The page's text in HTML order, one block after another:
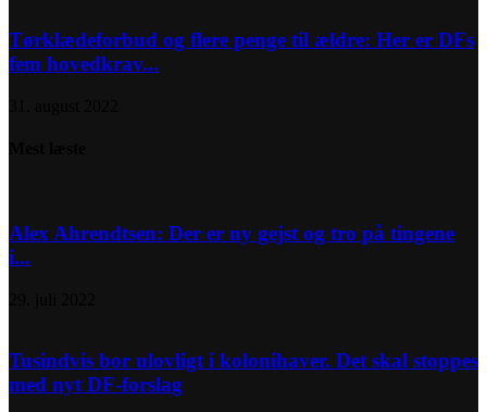
Tørklædeforbud og flere penge til ældre: Her er DFs
fem hovedkrav...
Alex Ahrendtsen: Der er ny gejst og tro på tingene
i...
Tusindvis bor ulovligt i kolonihaver. Det skal stoppes
med nyt DF-forslag